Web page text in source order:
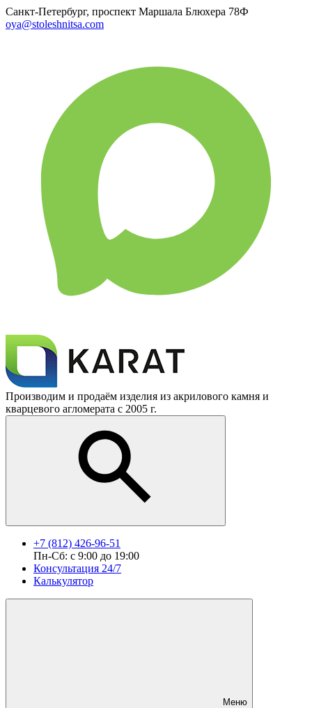
Санкт-Петербург, проспект Маршала Блюхера 78Ф
oya@stoleshnitsa.com
Производим и продаём изделия из акрилового камня и
кварцевого агломерата с 2005 г.
+7 (812) 426-96-51
Пн-Сб: с 9:00 до 19:00
Консультация 24/7
Калькулятор
Меню